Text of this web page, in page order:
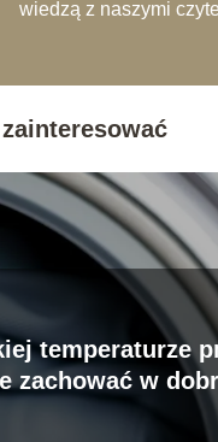
wiedzą z naszymi
temperaturze
zachować w